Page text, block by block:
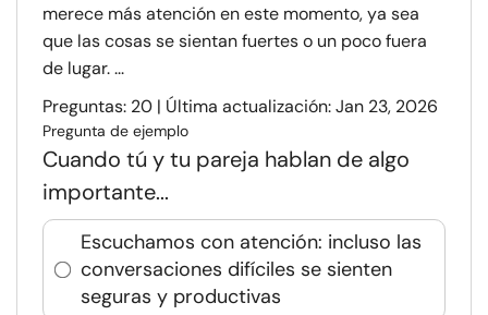
merece más atención en este momento, ya sea
que las cosas se sientan fuertes o un poco fuera
de lugar. ...
Preguntas: 20 | Última actualización: Jan 23, 2026
Pregunta de ejemplo
Cuando tú y tu pareja hablan de algo
importante...
Escuchamos con atención: incluso las
conversaciones difíciles se sienten
seguras y productivas